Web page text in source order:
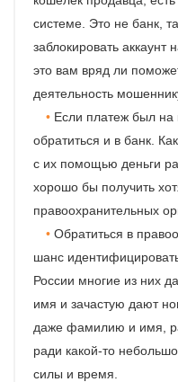
системе. Это не банк,
заблокировать
это вам вряд ли
деятельность
Если платеж был на
обратиться и в банк.
с их помощью деньги
хорошо бы получить
правоохранительных
Обратиться в
шанс
России многие из них
имя и зачастую дают
даже фамилию и имя,
ради какой-то
силы и время.